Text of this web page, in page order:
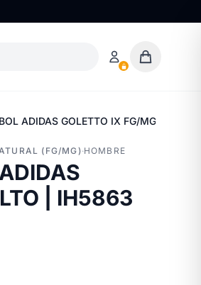
ADIDAS GOLETTO IX FG/MG
(FG/MG)·HOMBRE
| IH5863